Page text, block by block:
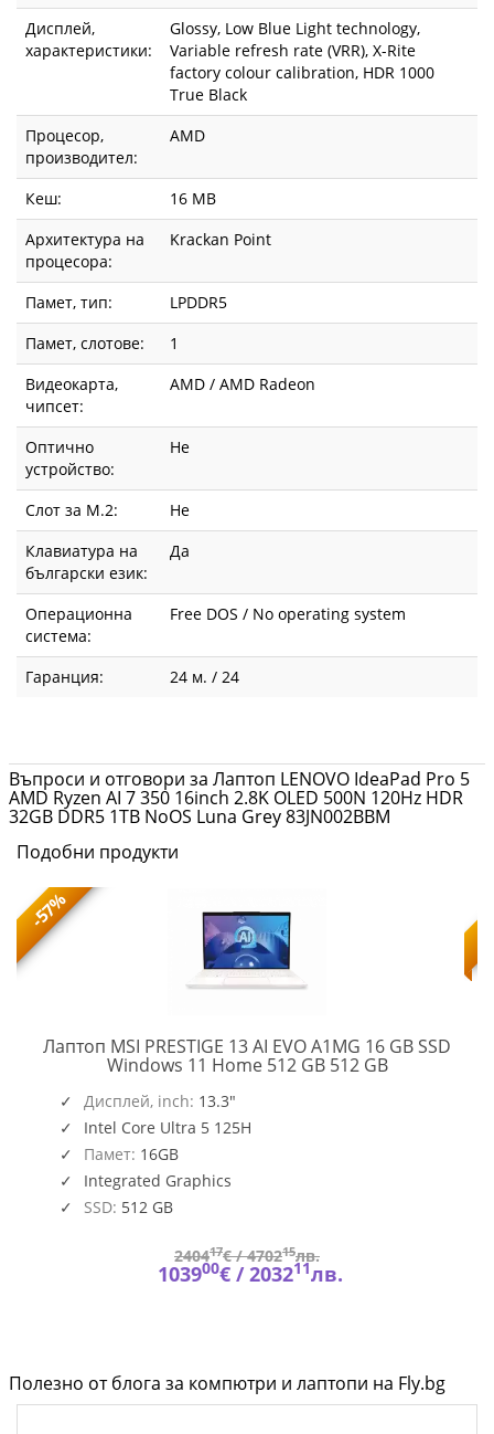
Дисплей,
характеристики:
Glossy, Low Blue Light technology,
Variable refresh rate (VRR), X-Rite
factory colour calibration, HDR 1000
True Black
Процесор,
производител:
AMD
Кеш:
16 MB
Архитектура на
процесора:
Krackan Point
Памет, тип:
LPDDR5
Памет, слотове:
1
Видеокарта,
чипсет:
AMD / AMD Radeon
Оптично
устройство:
Не
Слот за М.2:
Не
Клавиатура на
български език:
Да
Операционна
система:
Free DOS / No operating system
Гаранция: 24 м. / 24
Въпроси и отговори за Лаптоп LENOVO IdeaPad Pro 5
AMD Ryzen AI 7 350 16inch 2.8K OLED 500N 120Hz HDR
32GB DDR5 1TB NoOS Luna Grey 83JN002BBM
Подобни продукти
-57%
Лаптоп MSI PRESTIGE 13 AI EVO A1MG 16 GB SSD
Windows 11 Home 512 GB 512 GBPRESTIGE
Дисплей, inch: 13.3"
Intel Core Ultra 5 125H
Памет: 16GB
Integrated Graphics
SSD: 512 GB
240417€ /470215лв.
103900€ /203211лв.
Полезно от блога за компютри и лаптопи на Fly.bg